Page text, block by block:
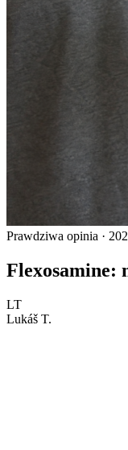
Prawdziwa opinia ·
Flexosamine:
LT
Lukáš T.